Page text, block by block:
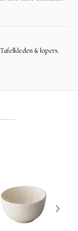
Tafelkleden & lopers,